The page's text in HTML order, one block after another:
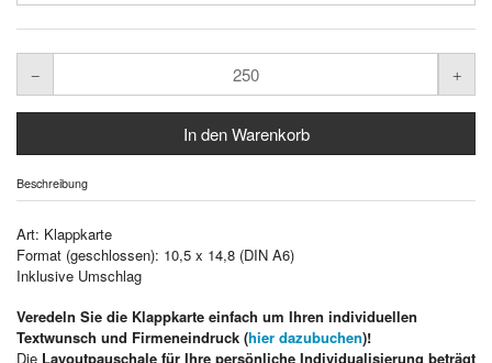
Beschreibung
Art: Klappkarte
Format (geschlossen): 10,5 x 14,8 (DIN A6)
Inklusive Umschlag
Veredeln Sie die Klappkarte einfach um Ihren individuellen
Textwunsch und Firmeneindruck (hier dazubuchen)!
Die Layoutpauschale für Ihre persönliche Individualisierung beträgt